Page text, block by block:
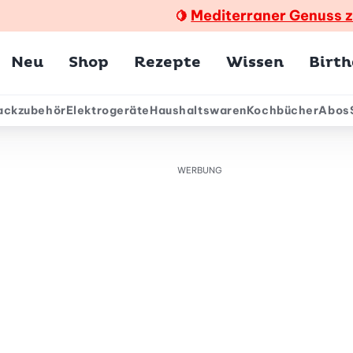
🍋 Mediterraner Genuss
Neu Shop Rezepte Wissen
ElektrogeräteHaushaltswarenKochbücherAbos
WERBUNG